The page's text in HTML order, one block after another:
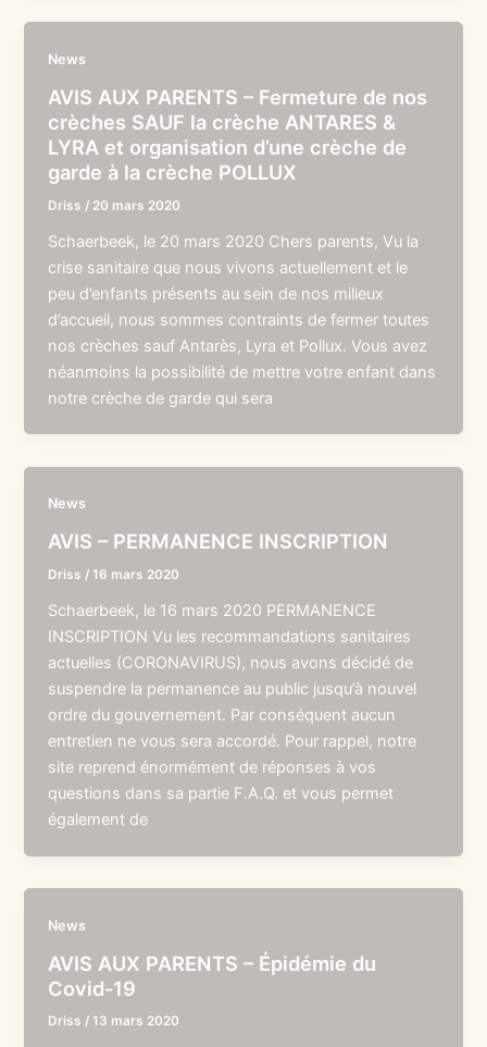
News
AVIS AUX PARENTS – Fermeture de nos
crèches SAUF la crèche ANTARES &
LYRA et organisation d’une crèche de
garde à la crèche POLLUX
Driss / 20 mars 2020
Schaerbeek, le 20 mars 2020 Chers parents, Vu la
crise sanitaire que nous vivons actuellement et le
peu d’enfants présents au sein de nos milieux
d’accueil, nous sommes contraints de fermer toutes
nos crèches sauf Antarès, Lyra et Pollux. Vous avez
néanmoins la possibilité de mettre votre enfant dans
notre crèche de garde qui sera
News
AVIS – PERMANENCE INSCRIPTION
Driss /16 mars 2020
Schaerbeek, le 16 mars 2020 PERMANENCE
INSCRIPTION Vu les recommandations sanitaires
actuelles (CORONAVIRUS), nous avons décidé de
suspendre la permanence au public jusqu’à nouvel
ordre du gouvernement. Par conséquent aucun
entretien ne vous sera accordé. Pour rappel, notre
site reprend énormément de réponses à vos
questions dans sa partie F.A.Q. et vous permet
également de
News
AVIS AUX PARENTS – Épidémie du
Covid-19
Driss /13 mars 2020